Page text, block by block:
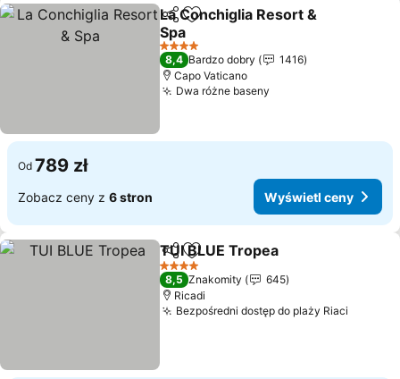
Udostępnij
Dodaj do ulubionych
La Conchiglia Resort &
Spa
4 Kategoria
8,4 Bardzo dobry
1416
Capo Vaticano
Dwa różne baseny
Od 789 zł
Zobacz ceny z 6 stron Wyświetl ceny
Udostępnij
Dodaj do ulubionych
TUI BLUE Tropea
4 Kategoria
8,5 Znakomity
645
Ricadi
Bezpośredni dostęp do plaży Riaci